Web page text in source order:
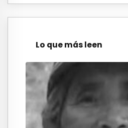
Lo que más leen